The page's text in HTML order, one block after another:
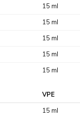
15 ml
15 ml
15 ml
15 ml
15 ml
VPE
15 ml